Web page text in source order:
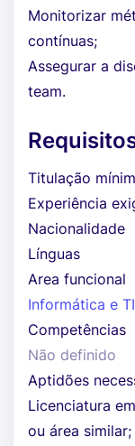
Monitorizar
contínuas;
Assegurar a
team.
Titulação
Experiência
Nacionalidade
Línguas
Area funcional
Informática e TI
Competências
Não definido
Aptidões
Licenciatura
ou área similar;